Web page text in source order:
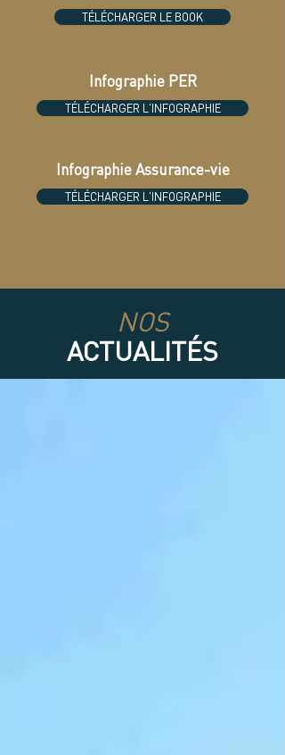
TÉLÉCHARGER LE BOOK
Infographie PER
TÉLÉCHARGER L'INFOGRAPHIE
Infographie Assurance-vie
TÉLÉCHARGER L'INFOGRAPHIE
NOS
ACTUALITÉS